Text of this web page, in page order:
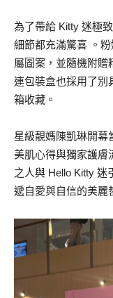
為了帶給 Kitty 迷極
細節都充滿驚喜 。
屬圖案，並隨機附贈
連包裝盒也採用了別
箱收藏。
星級靚媽陳凱琳開幕
美肌心得與獨家護膚
之人與 Hello Kitty 迷
遞自愛與自信的美麗